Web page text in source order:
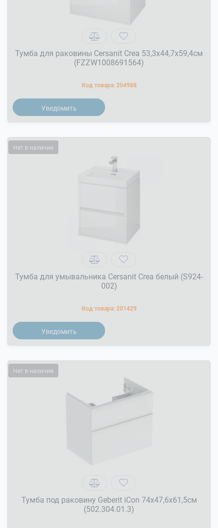
Тумба для раковины Cersanit Crea 53,3x44,7x59,4см
(FZZW1008691564)
Код товара: 204988
Уведомить
Нет в наличии
Тумба для умывальника Cersanit Crea белый (S924-
002)
Код товара: 201429
Уведомить
Нет в наличии
Тумба под раковину Geberit iCon 74x47,6x61,5см
(502.304.01.3)